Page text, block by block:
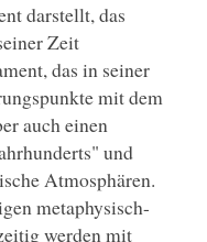
darstellt, das
Zeit
das in seiner
mit dem
auch einen
und
Atmosphären.
metaphysisch-
werden mit